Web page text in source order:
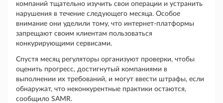
компаний тщательно изучить свои операции и устранить
нарушения в течение следующего месяца. Особое
внимание они уделили тому, что интернет-платформы
запрещают своим клиентам пользоваться
конкурирующими сервисами.
Спустя месяц регуляторы организуют проверки, чтобы
оценить прогресс, достигнутый компаниями в
выполнении их требований, и могут ввести штрафы, если
обнаружат, что неконкурентные практики остаются,
сообщило SAMR.